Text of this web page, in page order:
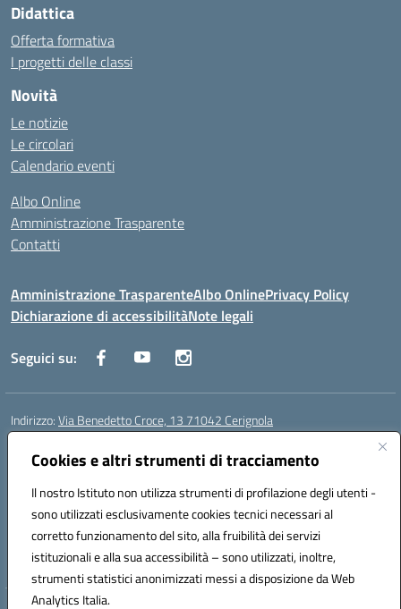
Cookies e altri strumenti di tracciamento
Il nostro Istituto non utilizza strumenti di profilazione degli utenti -
sono utilizzati esclusivamente cookies tecnici necessari al
corretto funzionamento del sito, alla fruibilità dei servizi
istituzionali e alla sua accessibilità – sono utilizzati, inoltre,
strumenti statistici anonimizzati messi a disposizione da Web
Analytics Italia.
Didattica
Offerta formativa
I progetti delle classi
Novità
Le notizie
Le circolari
Calendario eventi
Albo Online
Amministrazione Trasparente
Contatti
Amministrazione TrasparenteAlbo OnlinePrivacy Policy
Dichiarazione di accessibilitàNote legali
Seguici su:
Indirizzo:Via Benedetto Croce, 13 71042 Cerignola
Centralino:
Posta elettronica certificata (PEC):fgps08000e@pec.istruzione.it
Codice fiscale: 81003730710
Codice meccanografico:fgps08000e
Codice Indice delle Pubbliche Amministrazioni (IPA): istsc_fgps08000e
Codice unico di fatturazione (CUF): UFSPA6